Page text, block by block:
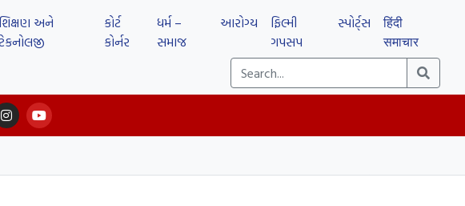
શિક્ષણ અને
કોર્ટ
કોર્નર
ધર્મ –
સમાજ
આરોગ્ય
ફિલ્મી
ગપસપ
સ્પોર્ટ્સ
हिंदी
समाचार